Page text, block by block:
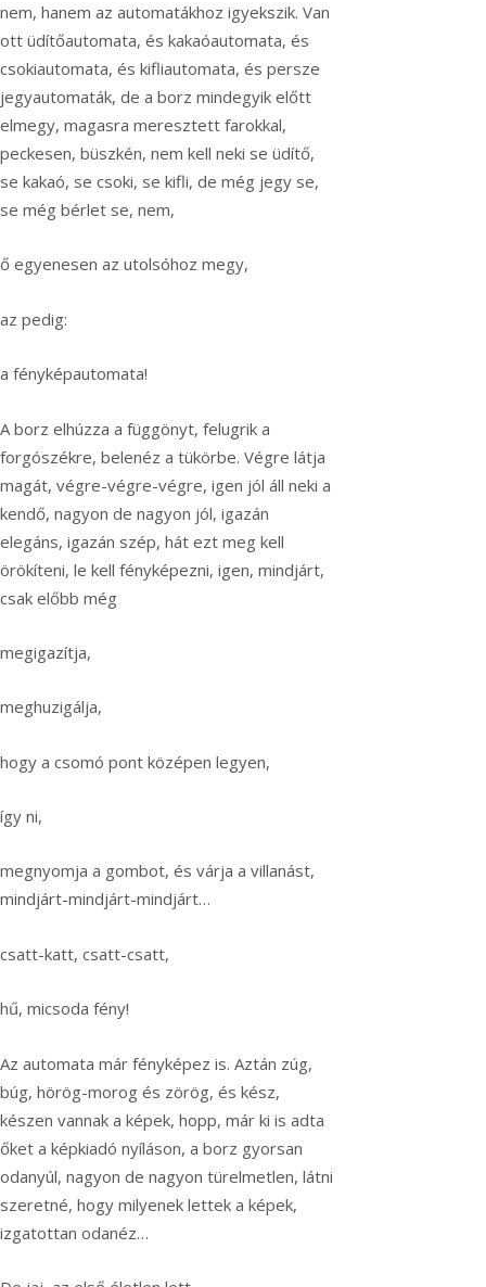
nem, hanem az automatákhoz igyekszik. Van
ott üdítőautomata, és kakaóautomata, és
csokiautomata, és kifliautomata, és persze
jegyautomaták, de a borz mindegyik előtt
elmegy, magasra meresztett farokkal,
peckesen, büszkén, nem kell neki se üdítő,
se kakaó, se csoki, se kifli, de még jegy se,
se még bérlet se, nem,
ő egyenesen az utolsóhoz megy,
az pedig:
a fényképautomata!
A borz elhúzza a függönyt, felugrik a
forgószékre, belenéz a tükörbe. Végre látja
magát, végre-végre-végre, igen jól áll neki a
kendő, nagyon de nagyon jól, igazán
elegáns, igazán szép, hát ezt meg kell
örökíteni, le kell fényképezni, igen, mindjárt,
csak előbb még
megigazítja,
meghuzigálja,
hogy a csomó pont középen legyen,
így ni,
megnyomja a gombot, és várja a villanást,
mindjárt-mindjárt-mindjárt…
csatt-katt, csatt-csatt,
hű, micsoda fény!
Az automata már fényképez is. Aztán zúg,
búg, hörög-morog és zörög, és kész,
készen vannak a képek, hopp, már ki is adta
őket a képkiadó nyíláson, a borz gyorsan
odanyúl, nagyon de nagyon türelmetlen, látni
szeretné, hogy milyenek lettek a képek,
izgatottan odanéz…